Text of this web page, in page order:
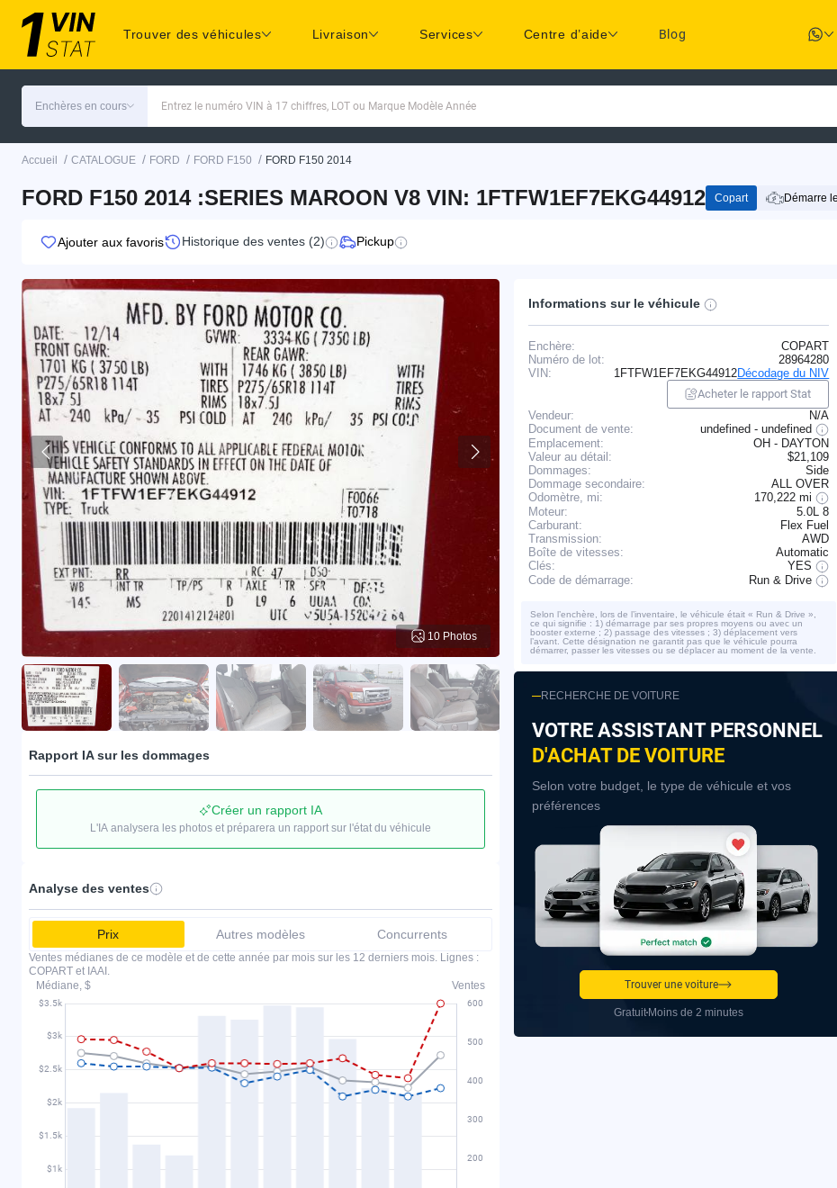
Trouver des véhicules Livraison Services Centre d’aide Blog
Enchères en cours Entrez le numéro VIN à 17 chiffres, LOT ou Marque Modèle Année
Accueil / CATALOGUE / FORD / FORD F150 / FORD F150 2014
FORD F150 2014 :SERIES MAROON V8 VIN: 1FTFW1EF7EKG44912 Copart Démarre
Ajouter aux favoris Historique des ventes (2) Pickup
10 Photos
Rapport IA sur les dommages
Créer un rapport IA
L'IA analysera les photos et préparera un rapport sur l'état du véhicule
Analyse des ventes
Prix Autres modèles Concurrents
Ventes médianes de ce modèle et de cette année par mois sur les 12 derniers mois. Lignes :
COPART et IAAI.
Médiane, $
Ventes
Informations sur le véhicule
Enchère:
COPART
Numéro de lot:
28964280
VIN:
1FTFW1EF7EKG44912Décodage du NIV
Acheter le rapport Stat
Vendeur:
N/A
Document de vente:
undefined - undefined
Emplacement:
OH - DAYTON
Valeur au détail:
$21,109
Dommages:
Side
Dommage secondaire:
ALL OVER
Odomètre, mi:
170,222 mi
Moteur:
5.0L 8
Carburant:
Flex Fuel
Transmission:
AWD
Boîte de vitesses:
Automatic
Clés:
YES
Code de démarrage:
Run & Drive
Selon l’enchère, lors de l’inventaire, le véhicule était « Run & Drive »,
ce qui signifie : 1) démarrage par ses propres moyens ou avec un
booster externe ; 2) passage des vitesses ; 3) déplacement vers
l’avant. Cette désignation ne garantit pas que le véhicule pourra
démarrer, passer les vitesses ou se déplacer au moment de la vente.
RECHERCHE DE VOITURE
VOTRE ASSISTANT PERSONNEL
D'ACHAT DE VOITURE
Selon votre budget, le type de véhicule et vos
préférences
Trouver une voiture
GratuitMoins de 2 minutes